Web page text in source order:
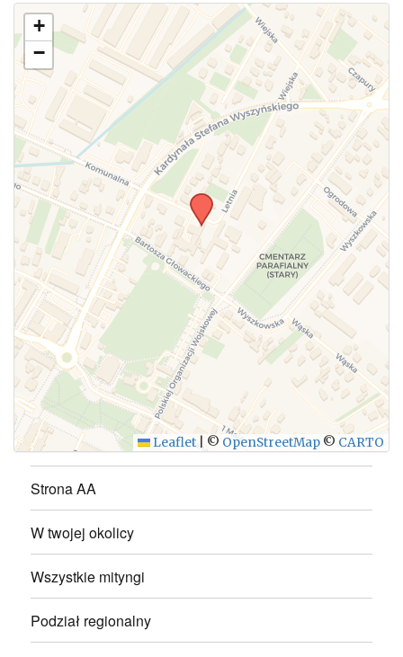
Użyj tego formularza aby przesłać informację o
zmianach w powyższym mityngu.
WYŚLIJ
+
−
Leaflet © OpenStreetMap © CARTO
Strona AA
W twojej okolicy
Wszystkie mityngi
Podział regionalny